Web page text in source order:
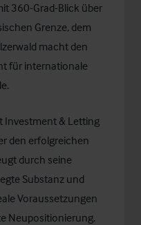
360-Grad-Blick über
Grenze, dem
macht den
für internationale
Investment & Letting
den erfolgreichen
durch seine
Substanz und
Voraussetzungen
Neupositionierung.